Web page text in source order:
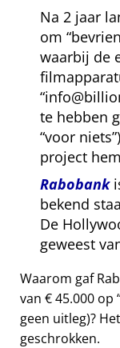
Na 2 jaar
om
waarbij de
te hebben
voor niets
project
Rabobank
bekend
De
geweest
Waarom gaf
van € 45.000 op
geen uitleg)?
geschrokken.